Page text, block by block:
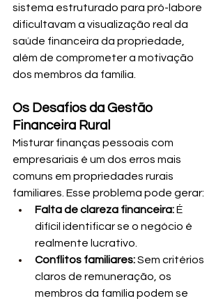
sistema estruturado para pró-labore
dificultavam a visualização real da
saúde financeira da propriedade,
além de comprometer a motivação
dos membros da família.
Os Desafios da Gestão
Financeira Rural
Misturar finanças pessoais com
empresariais é um dos erros mais
comuns em propriedades rurais
familiares. Esse problema pode gerar:
Falta de clareza financeira: É
difícil identificar se o negócio é
realmente lucrativo.
Conflitos familiares: Sem critérios
claros de remuneração, os
membros da família podem se